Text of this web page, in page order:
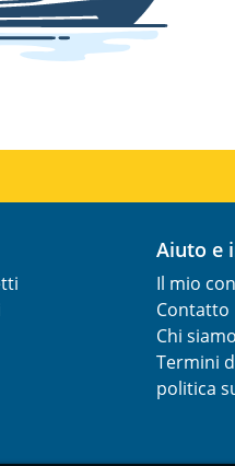
Aiuto
Il mio
Contatto
Chi siamo
Termini
politica